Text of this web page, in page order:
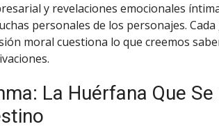
y revelaciones emocionales
personales de los personajes.
moral cuestiona lo que creemos
La Huérfana Que